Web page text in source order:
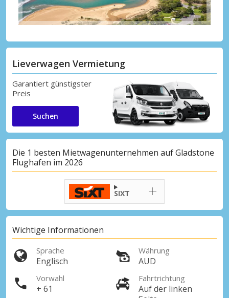
Lieverwagen Vermietung
Garantiert günstigster
Preis
Suchen
Die 1 besten Mietwagenunternehmen auf Gladstone
Flughafen im 2026
SIXT
Wichtige Informationen
Sprache
Englisch
Währung
AUD
Vorwahl
+ 61
Fahrtrichtung
Auf der linken